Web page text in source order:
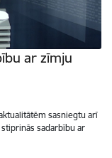
ar zīmju
sasniegtu arī
sadarbību ar